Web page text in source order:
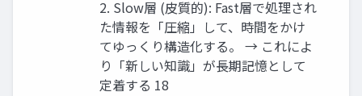
2. Slow層 (皮質的): Fast層で処理され
た情報を「圧縮」して、時間をかけ
てゆっくり構造化する。 → これによ
り「新しい知識」が長期記憶として
定着する 18